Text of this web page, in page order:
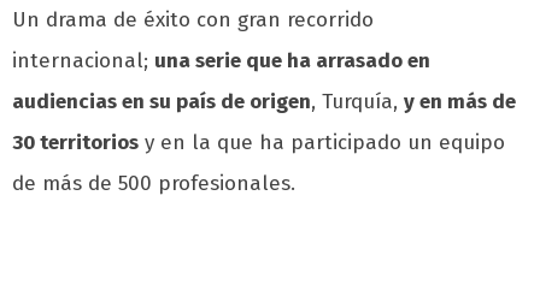
Un drama de éxito con gran recorrido
internacional; una serie que ha arrasado en
audiencias en su país de origen, Turquía, y en más de
30 territorios y en la que ha participado un equipo
de más de 500 profesionales.